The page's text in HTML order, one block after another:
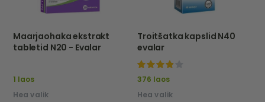
Maarjaohaka ekstrakt
tabletid N20 - Evalar
1 laos
Hea valik
Troitšatka kapslid N40
evalar
92%
376 laos
Hea valik